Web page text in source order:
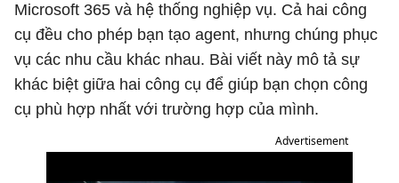
Microsoft 365 và hệ thống nghiệp vụ. Cả hai công
cụ đều cho phép bạn tạo agent, nhưng chúng phục
vụ các nhu cầu khác nhau. Bài viết này mô tả sự
khác biệt giữa hai công cụ để giúp bạn chọn công
cụ phù hợp nhất với trường hợp của mình.
Advertisement